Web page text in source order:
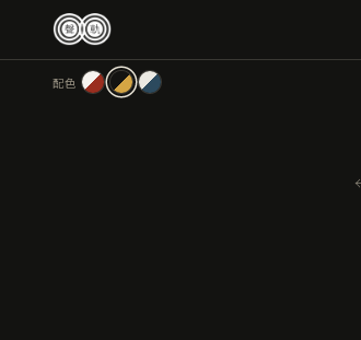
主
配色